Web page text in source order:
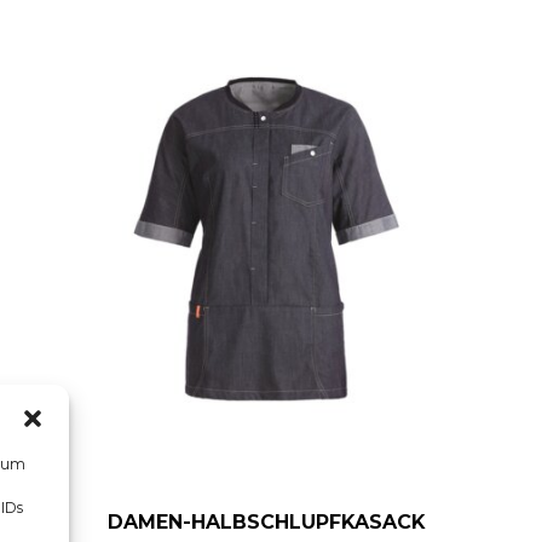
DAMEN-HALBSCHLUPFKASACK